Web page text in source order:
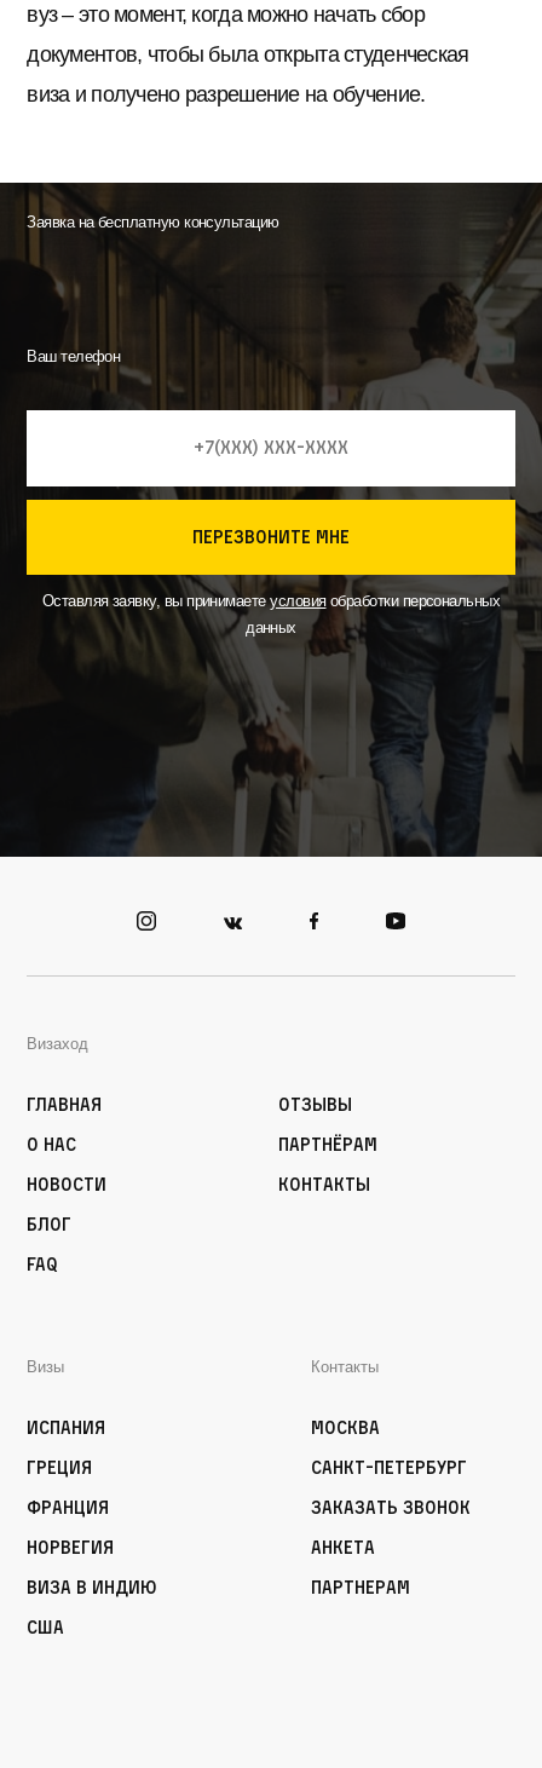
вуз – это момент, когда можно начать сбор
документов, чтобы была открыта студенческая
виза и получено разрешение на обучение.
Заявка на бесплатную консультацию
Ваш телефон
перезвоните мне
Оставляя заявку, вы принимаетеусловияобработки персональных
данных
Визаход
Главная
О нас
Новости
Блог
FAQ
Отзывы
Партнёрам
Контакты
Визы
Испания
Греция
Франция
Норвегия
Виза в Индию
США
Контакты
Москва
Санкт-Петербург
Заказать звонок
Анкета
Партнерам